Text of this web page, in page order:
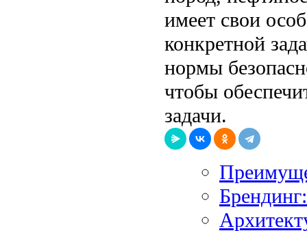
имеет свои
конкретной
нормы
чтобы
задачи.